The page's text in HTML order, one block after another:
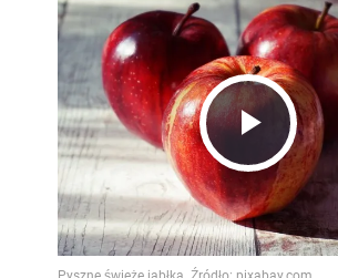
Play
Video